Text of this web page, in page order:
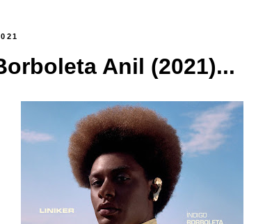
Anil (2021)...